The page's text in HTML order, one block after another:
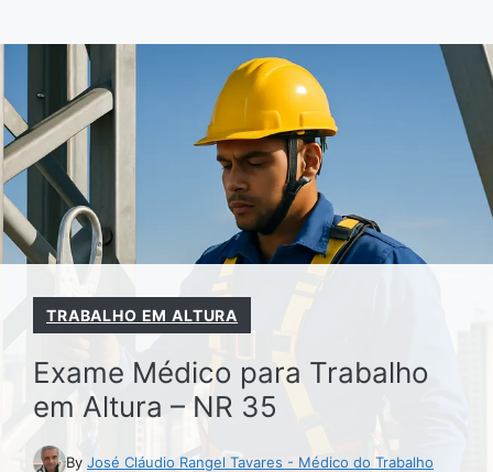
para
conteúdo
TRABALHO EM ALTURA
Exame Médico para Trabalho
em Altura – NR 35
By José Cláudio Rangel Tavares - Médico do Trabalho